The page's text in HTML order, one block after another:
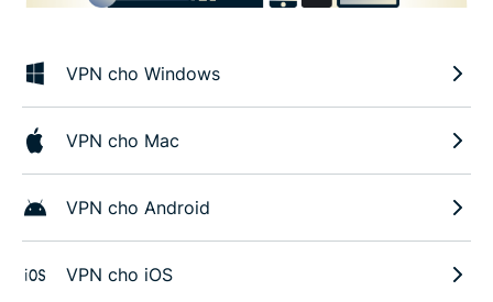
VPN cho Windows
VPN cho Mac
VPN cho Android
VPN cho iOS